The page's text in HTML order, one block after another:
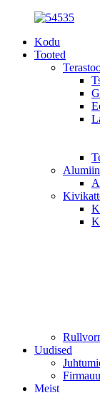
Kodu
Tooted
Uudised
Meist